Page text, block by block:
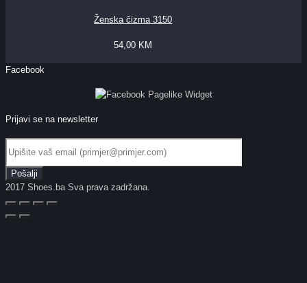
Ženska čizma 3150
54,00 KM
Facebook
Prijavi se na newsletter
2017 Shoes.ba Sva prava zadržana.